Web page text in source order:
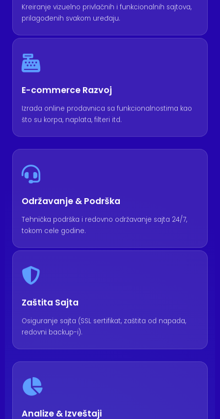
Kreiranje vizuelno privlačnih i funkcionalnih sajtova,
prilagođenih svakom uređaju.
E-commerce Razvoj
Izrada online prodavnica sa funkcionalnostima kao
što su korpa, naplata, filteri itd.
Održavanje & Podrška
Tehnička podrška i redovno održavanje sajta 24/7,
tokom cele godine.
Zaštita Sajta
Osiguranje sajta (SSL sertifikat, zaštita od napada,
redovni backup-i).
Analize & Izveštaji